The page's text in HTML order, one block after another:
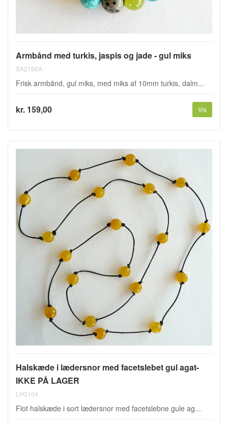
Armbånd med turkis, jaspis og jade - gul miks
SA2166A
Frisk armbånd, gul miks, med miks af 10mm turkis, dalm...
kr. 159,00 Vis
Halskæde i lædersnor med facetslebet gul agat-
IKKE PÅ LAGER
LH3104
Flot halskæde i sort lædersnor med facetslebne gule ag...